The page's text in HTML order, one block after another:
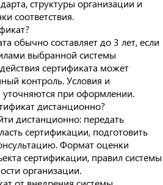
структуры организации и
соответствия.
обычно составляет до 3 лет, если
выбранной системы
сертификата может
контроль. Условия и
уточняются при оформлении.
дистанционно?
дистанционно: передать
сертификации, подготовить
Формат оценки
сертификации, правил системы
организации.